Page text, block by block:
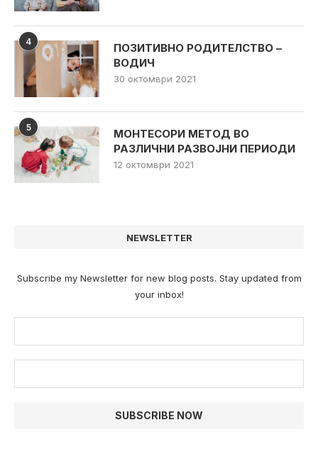
4
ПОЗИТИВНО РОДИТЕЛСТВО –
ВОДИЧ
30 октомври 2021
5
МОНТЕСОРИ МЕТОД ВО
РАЗЛИЧНИ РАЗВОЈНИ ПЕРИОДИ
12 октомври 2021
NEWSLETTER
Subscribe my Newsletter for new blog posts. Stay updated from
your inbox!